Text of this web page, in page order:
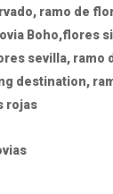
ramo de
Boho,flores
sevilla, ramo
destination,
rojas